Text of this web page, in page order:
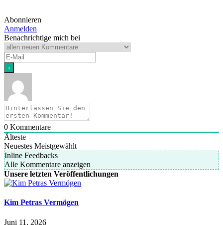
Abonnieren
Anmelden
Benachrichtige mich bei
0 Kommentare
Älteste
Neuestes Meistgewählt
Inline Feedbacks
Alle Kommentare anzeigen
Unsere letzten Veröffentlichungen
Kim Petras Vermögen
Juni 11, 2026